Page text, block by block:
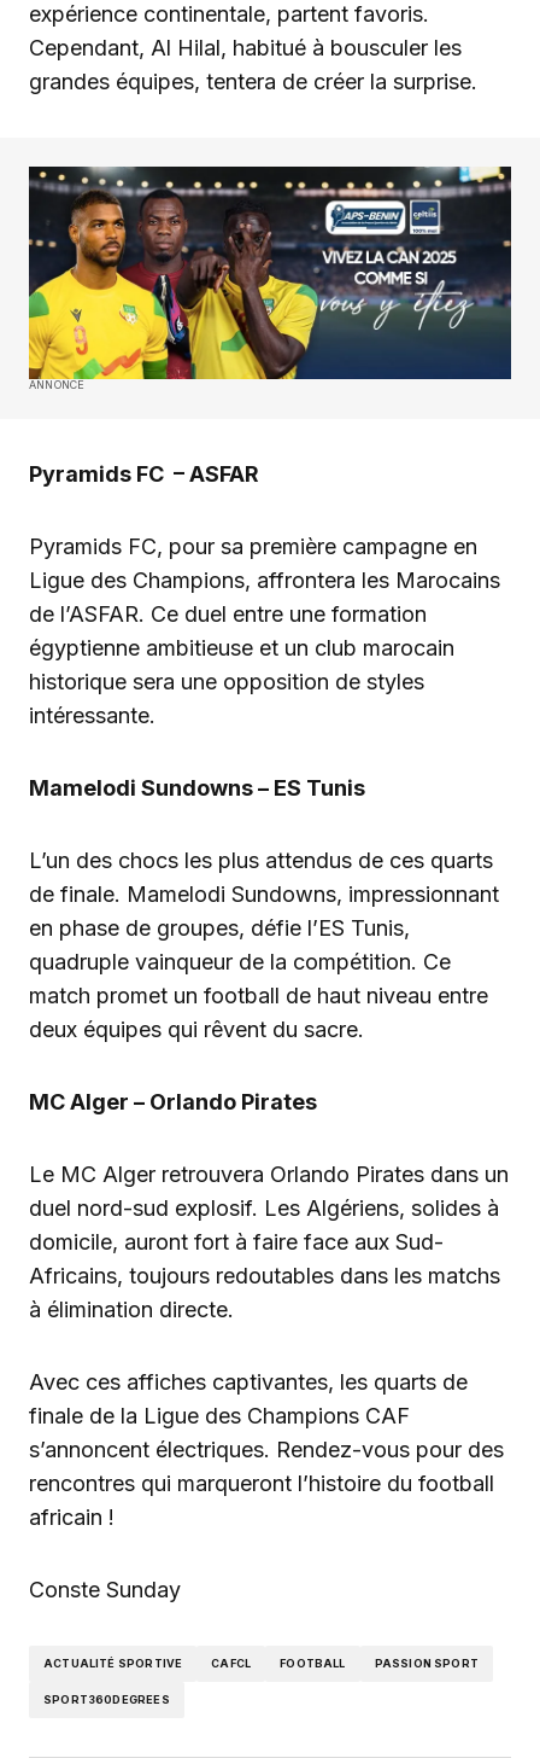
expérience continentale, partent favoris.
Cependant, Al Hilal, habitué à bousculer les
grandes équipes, tentera de créer la surprise.
ANNONCE
Pyramids FC – ASFAR
Pyramids FC, pour sa première campagne en
Ligue des Champions, affrontera les Marocains
de l’ASFAR. Ce duel entre une formation
égyptienne ambitieuse et un club marocain
historique sera une opposition de styles
intéressante.
Mamelodi Sundowns – ES Tunis
L’un des chocs les plus attendus de ces quarts
de finale. Mamelodi Sundowns, impressionnant
en phase de groupes, défie l’ES Tunis,
quadruple vainqueur de la compétition. Ce
match promet un football de haut niveau entre
deux équipes qui rêvent du sacre.
MC Alger – Orlando Pirates
Le MC Alger retrouvera Orlando Pirates dans un
duel nord-sud explosif. Les Algériens, solides à
domicile, auront fort à faire face aux Sud-
Africains, toujours redoutables dans les matchs
à élimination directe.
Avec ces affiches captivantes, les quarts de
finale de la Ligue des Champions CAF
s’annoncent électriques. Rendez-vous pour des
rencontres qui marqueront l’histoire du football
africain !
Conste Sunday
ACTUALITÉ SPORTIVE CAFCL FOOTBALL PASSION SPORT
SPORT360DEGREES